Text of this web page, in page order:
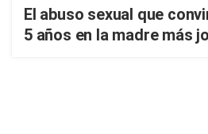
El abuso sexual que
5 años en la madre más